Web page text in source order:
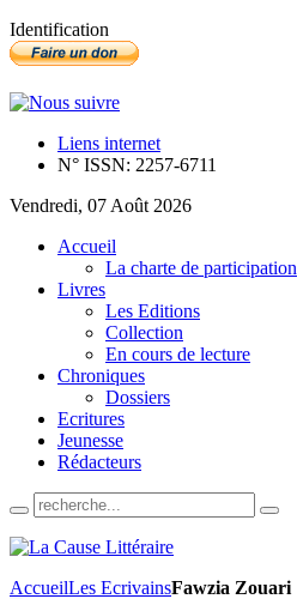
Identification
Liens internet
N° ISSN: 2257-6711
Vendredi, 07 Août 2026
Accueil
La charte de participation
Livres
Les Editions
Collection
En cours de lecture
Chroniques
Dossiers
Ecritures
Jeunesse
Rédacteurs
AccueilLes EcrivainsFawzia Zouari